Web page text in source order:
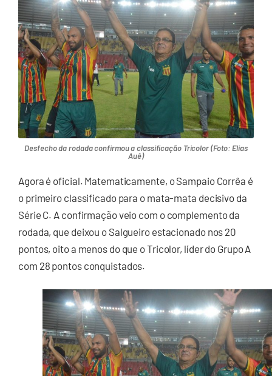
Desfecho da rodada confirmou a classificação Tricolor (Foto: Elias
Auê)
Agora é oficial. Matematicamente, o Sampaio Corrêa é
o primeiro classificado para o mata-mata decisivo da
Série C. A confirmação veio com o complemento da
rodada, que deixou o Salgueiro estacionado nos 20
pontos, oito a menos do que o Tricolor, líder do Grupo A
com 28 pontos conquistados.